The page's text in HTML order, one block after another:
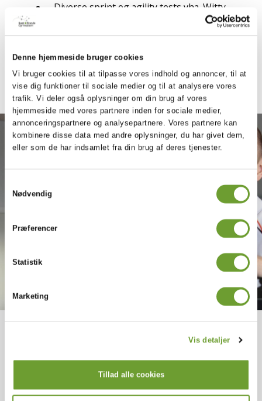
Denne hjemmeside bruger cookies
Vi bruger cookies til at tilpasse vores indhold og annoncer, til at
vise dig funktioner til sociale medier og til at analysere vores
trafik. Vi deler også oplysninger om din brug af vores
hjemmeside med vores partnere inden for sociale medier,
annonceringspartnere og analysepartnere. Vores partnere kan
kombinere disse data med andre oplysninger, du har givet dem,
eller som de har indsamlet fra din brug af deres tjenester.
Nødvendig
Præferencer
Statistik
Marketing
Vis detaljer
Tillad alle cookies
Diverse sprint og agility tests vha. Witty
blodsukker kan frit til vælges.
Holdbaserede pulsmålinger vha. Polar
Team2 Pro.
Du er altid velkommen til at kontakte
os...